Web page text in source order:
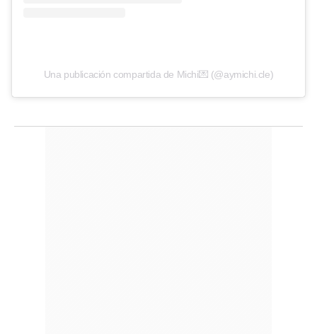
Una publicación compartida de Michi💌 (@aymichi.cle)